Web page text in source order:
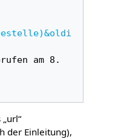
der Einleitung),